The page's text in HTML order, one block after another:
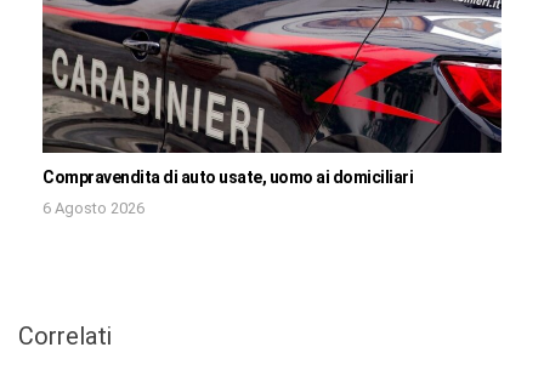
Compravendita di auto usate, uomo ai domiciliari
6 Agosto 2026
Correlati